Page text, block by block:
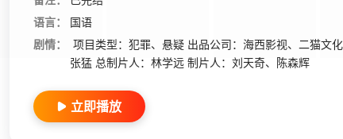
语言：
国语
剧情：
项目类型：犯罪、悬疑 出品公司：海西影视、二猫文
张猛 总制片人：林学远 制片人：刘天奇、陈森辉
立即播放